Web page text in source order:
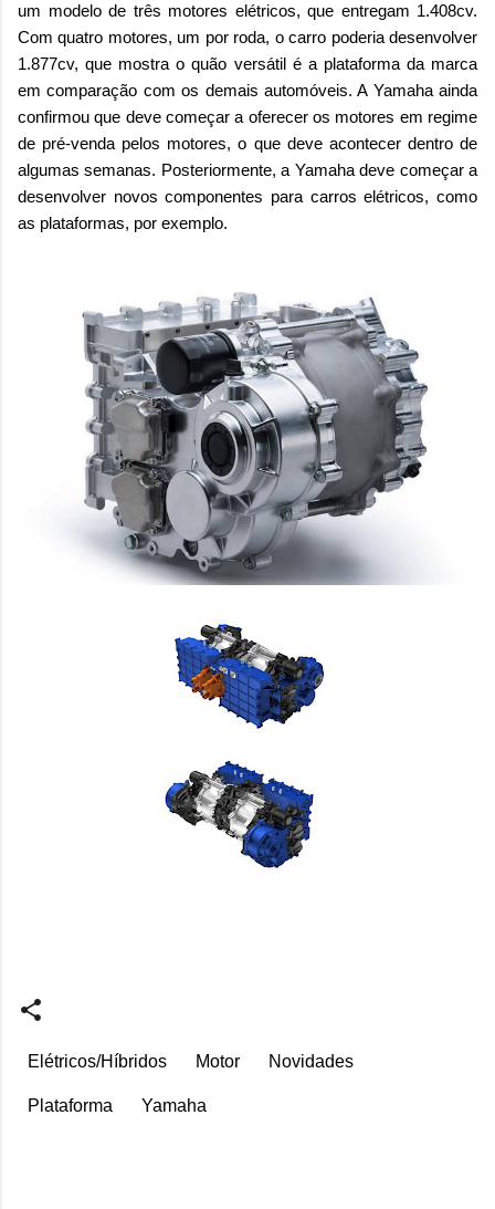
um modelo de três motores elétricos, que entregam 1.408cv.
Com quatro motores, um por roda, o carro poderia desenvolver
1.877cv, que mostra o quão versátil é a plataforma da marca
em comparação com os demais automóveis. A Yamaha ainda
confirmou que deve começar a oferecer os motores em regime
de pré-venda pelos motores, o que deve acontecer dentro de
algumas semanas. Posteriormente, a Yamaha deve começar a
desenvolver novos componentes para carros elétricos, como
as plataformas, por exemplo.
Elétricos/Híbridos Motor Novidades
Plataforma Yamaha